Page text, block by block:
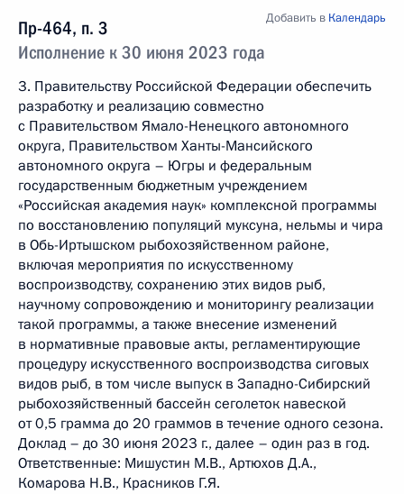
Пр-464, п. 3
Исполнение к 30 июня 2023 года
Добавить в Календарь
3. Правительству Российской Федерации обеспечить
разработку и реализацию совместно
с Правительством Ямало-Ненецкого автономного
округа, Правительством Ханты-Мансийского
автономного округа – Югры и федеральным
государственным бюджетным учреждением
«Российская академия наук» комплексной программы
по восстановлению популяций муксуна, нельмы и чира
в Обь-Иртышском рыбохозяйственном районе,
включая мероприятия по искусственному
воспроизводству, сохранению этих видов рыб,
научному сопровождению и мониторингу реализации
такой программы, а также внесение изменений
в нормативные правовые акты, регламентирующие
процедуру искусственного воспроизводства сиговых
видов рыб, в том числе выпуск в Западно-Сибирский
рыбохозяйственный бассейн сеголеток навеской
от 0,5 грамма до 20 граммов в течение одного сезона.
Доклад – до 30 июня 2023 г., далее – один раз в год.
Ответственные: Мишустин М.В., Артюхов Д.А.,
Комарова Н.В., Красников Г.Я.